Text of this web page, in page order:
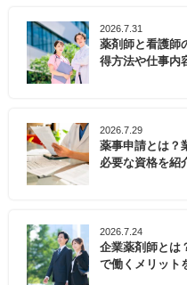
2026.7.31
薬剤師と看護師
得方法や仕事内
2026.7.29
薬事申請とは？
必要な資格を紹
2026.7.24
企業薬剤師とは
で働くメリット